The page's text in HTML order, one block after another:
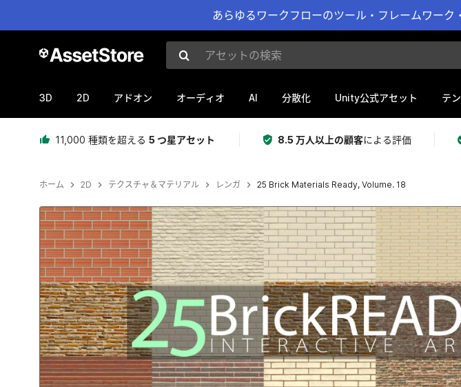
あらゆるワークフローのツール・フレームワー
アセットの検索
3D 2D アドオン オーディオ AI 分散化 Unity公式アセット テ
11,000 種類を超える 5 つ星アセット 8.5 万人以上の顧客による評価
ホーム 2D テクスチャ＆マテリアル レンガ 25 Brick Materials Ready, Volume. 18
現在のスライド：1 / 53